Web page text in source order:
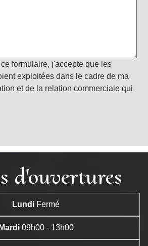
formulaire, j'accepte que les
exploitées dans le cadre de ma
et de la relation commerciale qui
d'ouvertures
Lundi Fermé
Mardi 09h00 - 13h00